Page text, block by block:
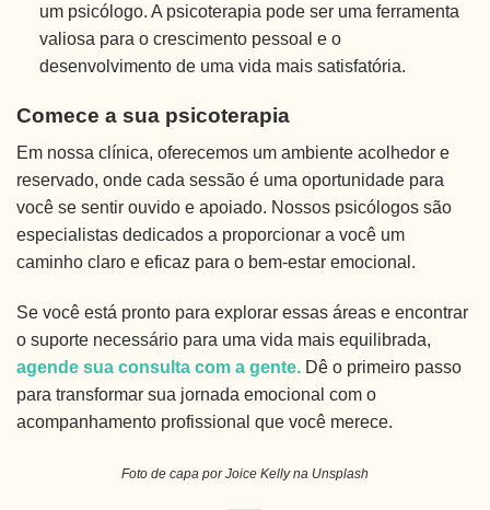
um psicólogo. A psicoterapia pode ser uma ferramenta
valiosa para o crescimento pessoal e o
desenvolvimento de uma vida mais satisfatória.
Comece a sua psicoterapia
Em nossa clínica, oferecemos um ambiente acolhedor e
reservado, onde cada sessão é uma oportunidade para
você se sentir ouvido e apoiado. Nossos psicólogos são
especialistas dedicados a proporcionar a você um
caminho claro e eficaz para o bem-estar emocional.
Se você está pronto para explorar essas áreas e encontrar
o suporte necessário para uma vida mais equilibrada,
agende sua consulta com a gente. Dê o primeiro passo
para transformar sua jornada emocional com o
acompanhamento profissional que você merece.
Foto de capa por Joice Kelly na Unsplash